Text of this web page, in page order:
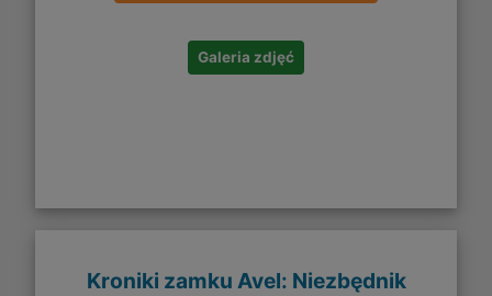
Galeria zdjęć
Kroniki zamku Avel: Niezbędnik